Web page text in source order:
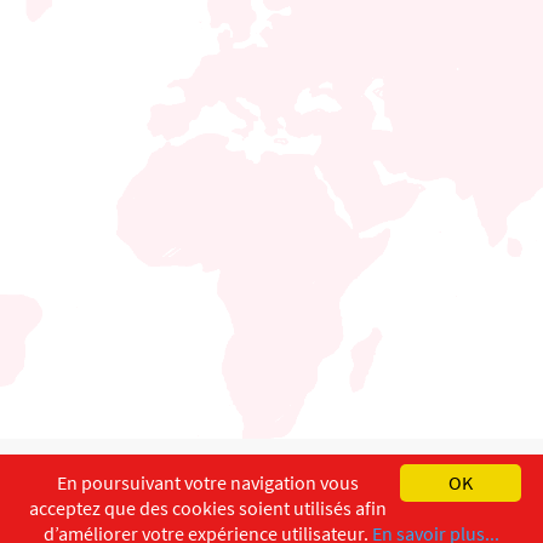
English Français
Copyright ©ISEC-AdW Impressum
OK
En poursuivant votre navigation vous
acceptez que des cookies soient utilisés afin
d’améliorer votre expérience utilisateur. En savoir plus...